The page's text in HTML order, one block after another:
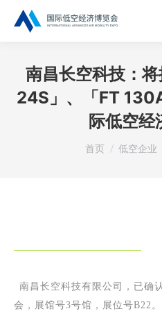
南昌长空科技：
24S」、「FT
际低空经
您在这里：
首页 低空企业
南昌长空科技有限公司，已确
会，展馆号3号馆，展位号B22